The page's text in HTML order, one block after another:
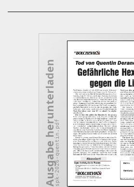
Ausgabe herunterladenspk-2026-quentin.pdf